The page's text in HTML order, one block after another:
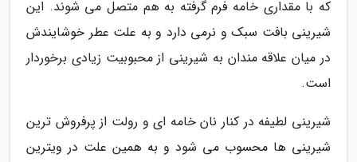
که با مقداری خامه فرم گرفته به هم متصل می شوند. این
شیرینی بافت سبک و نرمی دارد و به علت عطر خوشایندش
در میان علاقه مندان به شیرینی از محبوبیت زیادی برخوردار
است.
شیرینی لطیفه در کنار نان خامه ای و رولت از پرفروش ترین
شیرینی ها محسوب می شود و به همین علت در ویترین